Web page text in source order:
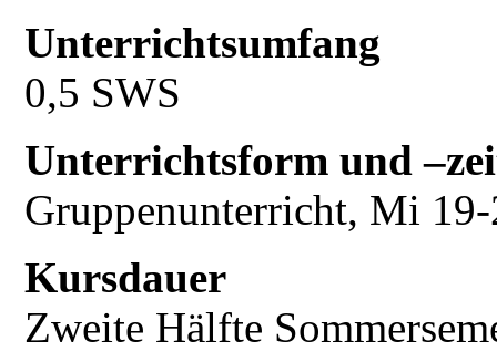
Unterrichtsumfang
0,5 SWS
Unterrichtsform und
Gruppenunterricht, Mi
Kursdauer
Zweite Hälfte